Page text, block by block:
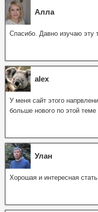
Алла
Спасибо. Давно изучаю эту
alex
У меня сайт этого
больше нового по этой теме
Улан
Хорошая и интересная